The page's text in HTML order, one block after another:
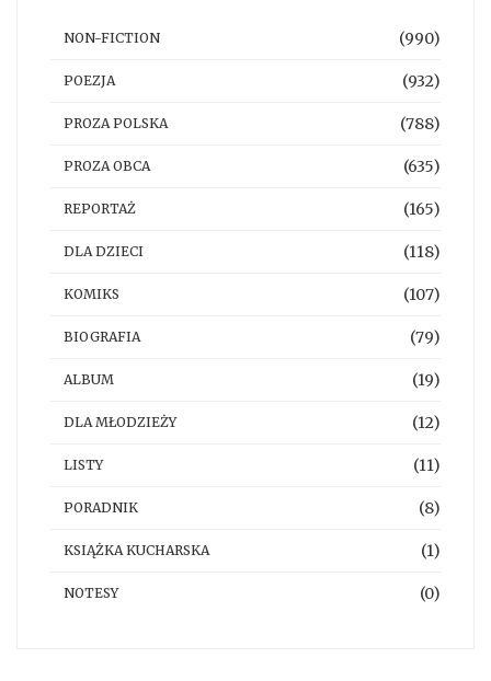
NON-FICTION (990)
POEZJA (932)
PROZA POLSKA (788)
PROZA OBCA (635)
REPORTAŻ (165)
DLA DZIECI (118)
KOMIKS (107)
BIOGRAFIA (79)
ALBUM (19)
DLA MŁODZIEŻY (12)
LISTY (11)
PORADNIK (8)
KSIĄŻKA KUCHARSKA (1)
NOTESY (0)